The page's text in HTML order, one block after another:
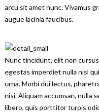
arcu sit amet nunc. Vivamus
augue lacinia faucibus.
Nunc tincidunt, elit non
egestas imperdiet nulla nisl
urna. Morbi dui lectus,
nisi. Aliquam accumsan, nulla
libero, quis porttitor turpis